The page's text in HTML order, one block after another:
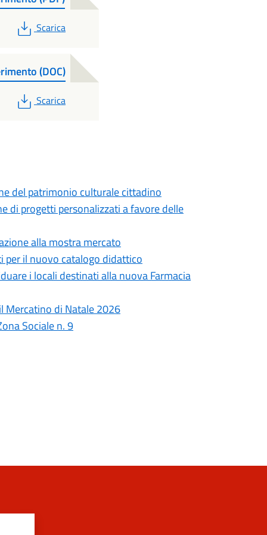
PDF
Scarica
(DOC)
PDF
Scarica
del patrimonio culturale cittadino
di progetti personalizzati a favore delle
alla mostra mercato
per il nuovo catalogo didattico
i locali destinati alla nuova Farmacia
Mercatino di Natale 2026
Sociale n. 9